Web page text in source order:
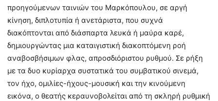
προηγούμενων ταινιών του Μαρκόπουλου, σε αργή
κίνηση, διπλοτυπία ή ανετάριστα, που συχνά
διακόπτονται από διάσπαρτα λευκά ή μαύρα καρέ,
δημιουργώντας μια καταιγιστική διακοπτόμενη ροή
αναβοσβήσιμων φλας, απροσδιόριστου ρυθμού. Σε ρήξη
με τα δυο κυρίαρχα συστατικά του συμβατικού σινεμά,
τον ήχο, ομιλίες-ήχους-μουσική και την κινούμενη
εικόνα, ο θεατής κεραυνοβολείται από τη σκληρή ρυθμική